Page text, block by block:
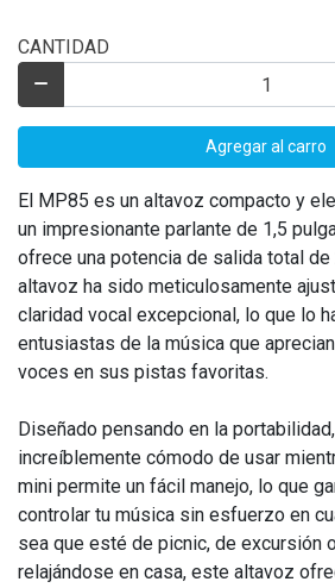
CANTIDAD
Agregar al carro
El MP85 es un altavoz compacto y
un impresionante parlante de 1,5
ofrece una potencia de salida total de
altavoz ha sido meticulosamente
claridad vocal excepcional, lo que lo
entusiastas de la música que
voces en sus pistas favoritas.
Diseñado pensando en la
increíblemente cómodo de usar
mini permite un fácil manejo, lo que
controlar tu música sin esfuerzo en
sea que esté de picnic, de excursión
relajándose en casa, este altavoz